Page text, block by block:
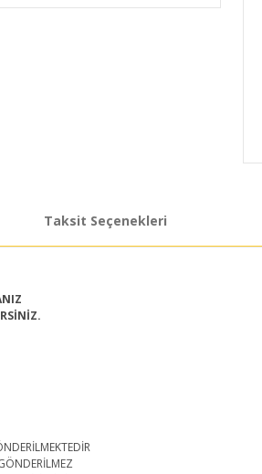
Taksit Seçenekleri